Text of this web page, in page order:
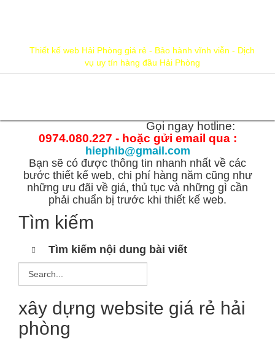
Thiết kế web Hải Phòng giá rẻ - Bảo hành vĩnh viễn - Dịch
vụ uy tín hàng đầu Hải Phòng
Gọi ngay hotline:
0974.080.227 - hoặc gửi email qua :
hiephib@gmail.com
Bạn sẽ có được thông tin nhanh nhất về các
bước thiết kế web, chi phí hàng năm cũng như
những ưu đãi về giá, thủ tục và những gì cần
phải chuẩn bị trước khi thiết kế web.
Tìm kiếm
Tìm kiếm nội dung bài viết
xây dựng website giá rẻ hải
phòng